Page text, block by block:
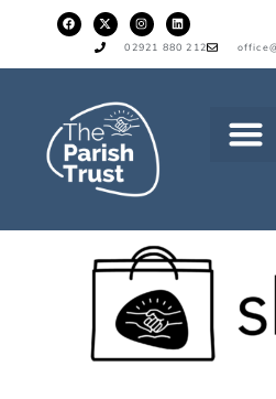
02921 880 212